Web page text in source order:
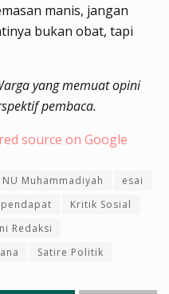
manis, jangan
bukan obat, tapi
yang memuat opini
pembaca.
source on Google
Muhammadiyah
esai
Kritik Sosial
Redaksi
Satire Politik